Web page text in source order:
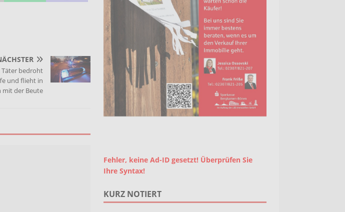
Täter bedroht
und flieht in
mit der Beute
Fehler, keine Ad-ID gesetzt! Überprüfen Sie
Ihre Syntax!
KURZ NOTIERT